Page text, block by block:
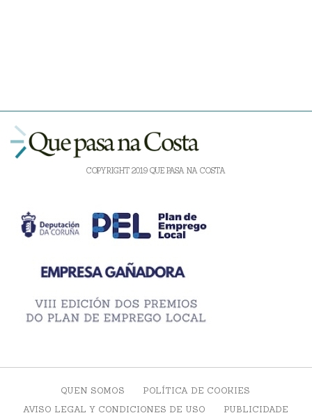
COPYRIGHT 2019 QUE PASA NA COSTA
QUEN SOMOS
POLÍTICA DE COOKIES
AVISO LEGAL Y CONDICIONES DE USO
PUBLICIDADE